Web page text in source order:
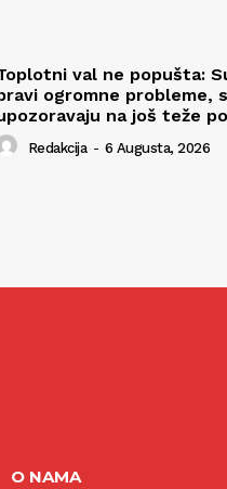
val ne popušta:
ogromne probleme,
na još teže
Redakcija - 6 Augusta, 2026
O NAMA